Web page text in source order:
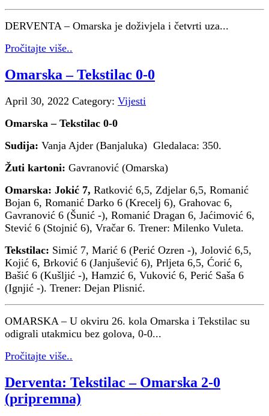
DERVENTA – Omarska je doživjela i četvrti uza...
Pročitajte više..
Omarska – Tekstilac 0-0
April 30, 2022 Category: Vijesti
Omarska – Tekstilac 0-0
Sudija: Vanja Ajder (Banjaluka) Gledalaca: 350.
Žuti kartoni: Gavranović (Omarska)
Omarska: Jokić 7, Ratković 6,5, Zdjelar 6,5, Romanić
Bojan 6, Romanić Darko 6 (Krecelj 6), Grahovac 6,
Gavranović 6 (Šunić -), Romanić Dragan 6, Jaćimović 6,
Stević 6 (Stojnić 6), Vračar 6. Trener: Milenko Vuleta.
Tekstilac: Simić 7, Marić 6 (Perić Ozren -), Jolović 6,5,
Kojić 6, Brković 6 (Janjušević 6), Prljeta 6,5, Ćorić 6,
Bašić 6 (Kušljić -), Hamzić 6, Vuković 6, Perić Saša 6
(Ignjić -). Trener: Dejan Plisnić.
OMARSKA – U okviru 26. kola Omarska i Tekstilac su
odigrali utakmicu bez golova, 0-0...
Pročitajte više..
Derventa: Tekstilac – Omarska 2-0
(pripremna)